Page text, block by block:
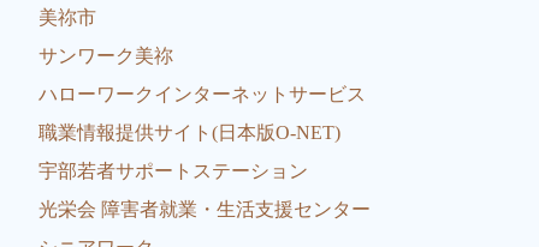
美祢市
サンワーク美祢
ハローワークインターネットサービス
職業情報提供サイト(日本版O-NET)
宇部若者サポートステーション
光栄会 障害者就業・生活支援センター